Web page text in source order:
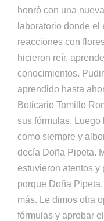
honró con una
laboratorio donde el
reacciones con
hicieron reír,
conocimientos.
aprendido hasta
Boticario Tomillo
sus fórmulas. Luego
como siempre y
decía Doña Pipeta.
estuvieron atentos y
porque Doña
más. Le dimos otra
fórmulas y aprobar